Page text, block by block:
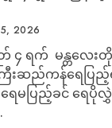
2026
ရက် ‎ မန္တလေးတိုင်
းဆည်ကန်ရေပြည့်
ေမပြည့်ခင် ရေပိုလွှဲ